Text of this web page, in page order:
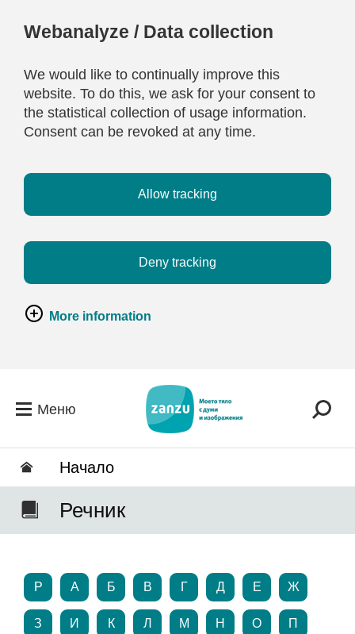
Webanalyze / Data collection
We would like to continually improve this
website. To do this, we ask for your consent to
the statistical collection of usage information.
Consent can be revoked at any time.
Allow tracking
Deny tracking
More information
Меню
Hачало
Речник
P А Б В Г Д Е Ж
З И К Л М Н О П